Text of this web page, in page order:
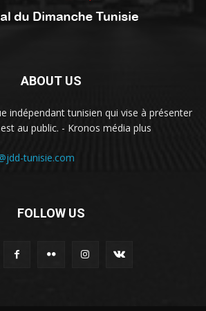
ABOUT US
indépendant tunisien qui vise à présenter
au public. - Kronos média plus
tunisie.com
FOLLOW US